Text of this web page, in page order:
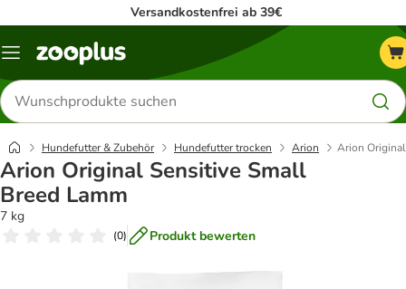
Versandkostenfrei ab 39€
Menü
Produkte
suchen
Hundefutter & Zubehör Hundefutter trocken Arion Arion
Arion Original Sensitive Small
Breed Lamm
7 kg
(0) Produkt bewerten